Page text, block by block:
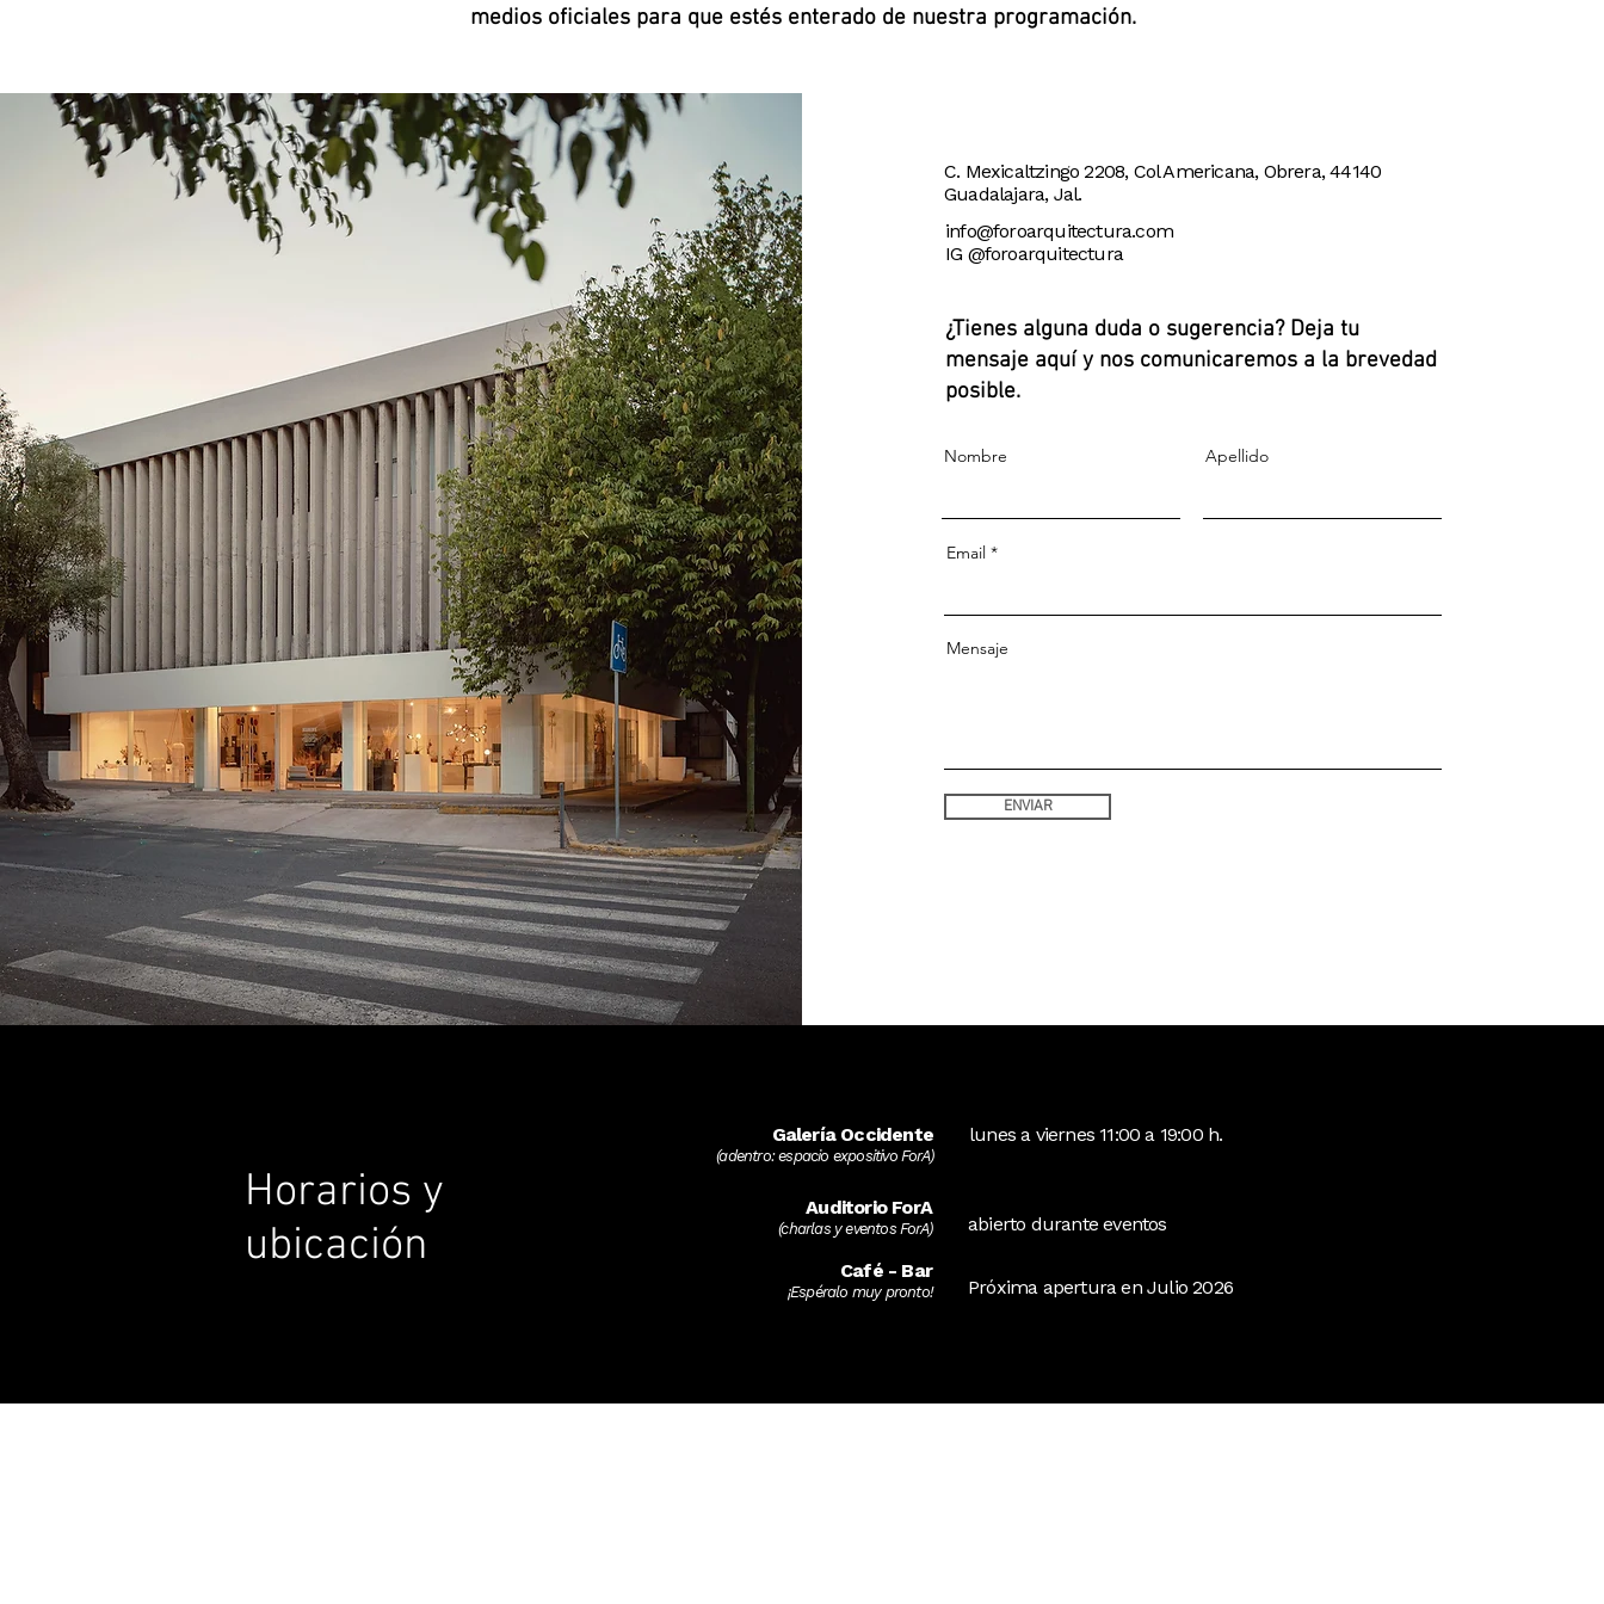
medios oficiales para que estés enterado de nuestra programación.
C. Mexicaltzingo 2208, Col Americana, Obrera, 44140
Guadalajara, Jal.
info@foroarquitectura.com
IG @foroarquitectura
¿Tienes alguna duda o sugerencia? Deja tu
mensaje aquí y nos comunicaremos a la brevedad
posible.
Nombre Apellido
Email
Mensaje
ENVIAR
Horarios y
ubicación
Galería Occidente
(adentro: espacio expositivo ForA)
lunes a viernes 11:00 a 19:00 h.
Auditorio ForA
(charlas y eventos ForA) abierto durante eventos
Café - Bar
¡Espéralo muy pronto! Próxima apertura en Julio 2026